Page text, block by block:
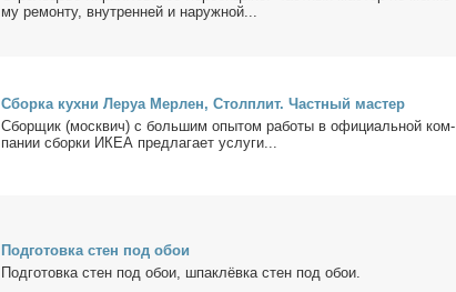
му ре­мон­ту, внут­рен­ней и на­руж­ной...
Сбор­ка кух­ни Ле­руа Мер­лен, Стол­п­лит. Част­ный ма­стер
Сбор­щик (моск­вич) c боль­шим опы­том ра­бо­ты в офи­ци­аль­ной ком­
па­нии сбор­ки ИКЕА пред­ла­га­ет услу­ги...
Под­го­тов­ка стен под обои
Под­го­тов­ка стен под обои, шпа­клёв­ка стен под обои.